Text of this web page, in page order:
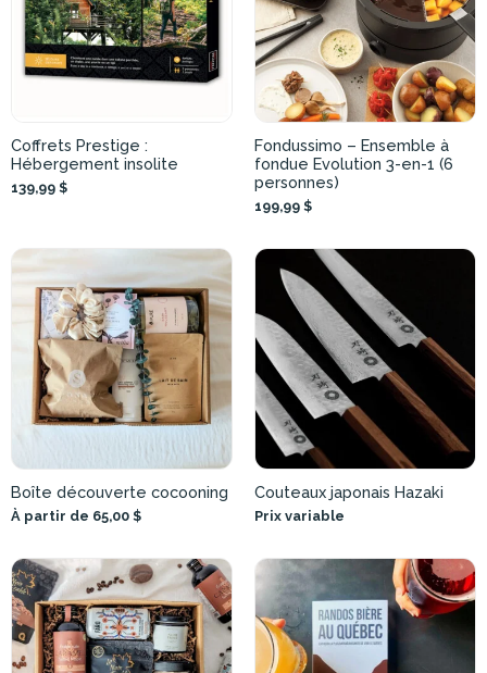
Coffrets Prestige :
Hébergement insolite
139,99 $
Fondussimo – Ensemble à
fondue Evolution 3-en-1 (6
personnes)
199,99 $
Boîte découverte cocooning
À partir de 65,00 $
Couteaux japonais Hazaki
Prix variable